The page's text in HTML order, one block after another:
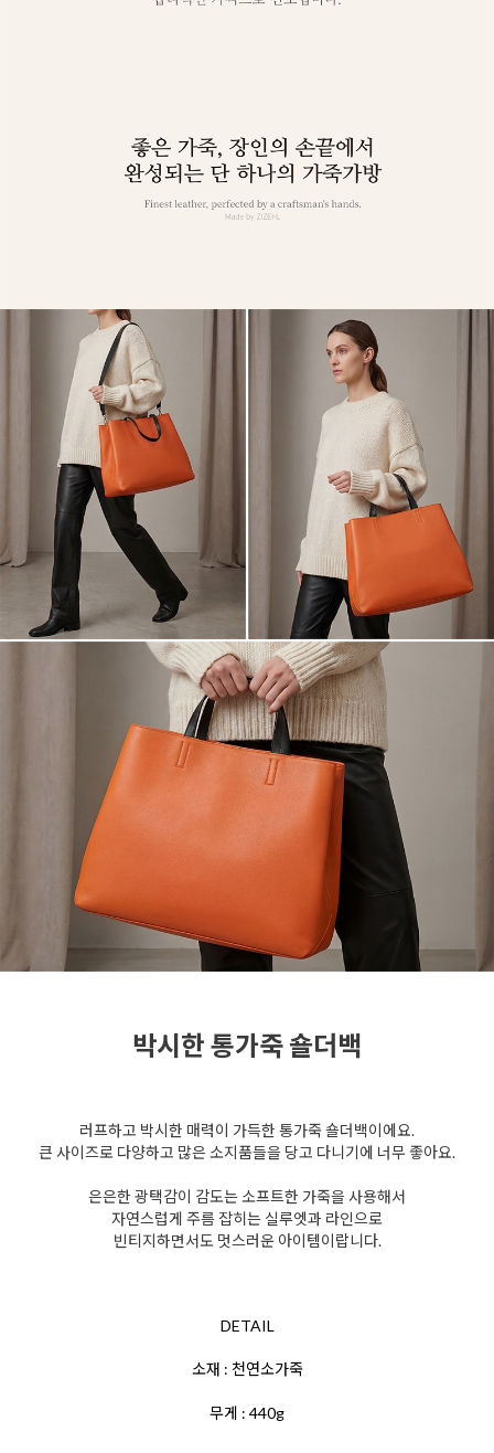
박시한 통가죽 숄더백
러프하고 박시한 매력이 가득한 통가죽 숄더백이에요.
큰 사이즈로 다양하고 많은 소지품들을 당고 다니기에 너무 좋아요.
은은한 광택감이 감도는 소프트한 가죽을 사용해서
자연스럽게 주름 잡히는 실루엣과 라인으로
빈티지하면서도 멋스러운 아이템이랍니다.
DETAIL
소재 : 천연소가죽
무게 : 440g